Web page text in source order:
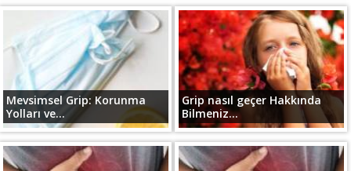
Mevsimsel Grip: Korunma
Yolları ve...
Grip nasıl geçer Hakkında
Bilmeniz...